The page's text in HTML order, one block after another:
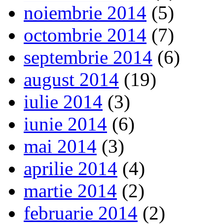
noiembrie 2014 (5)
octombrie 2014 (7)
septembrie 2014 (6)
august 2014 (19)
iulie 2014 (3)
iunie 2014 (6)
mai 2014 (3)
aprilie 2014 (4)
martie 2014 (2)
februarie 2014 (2)